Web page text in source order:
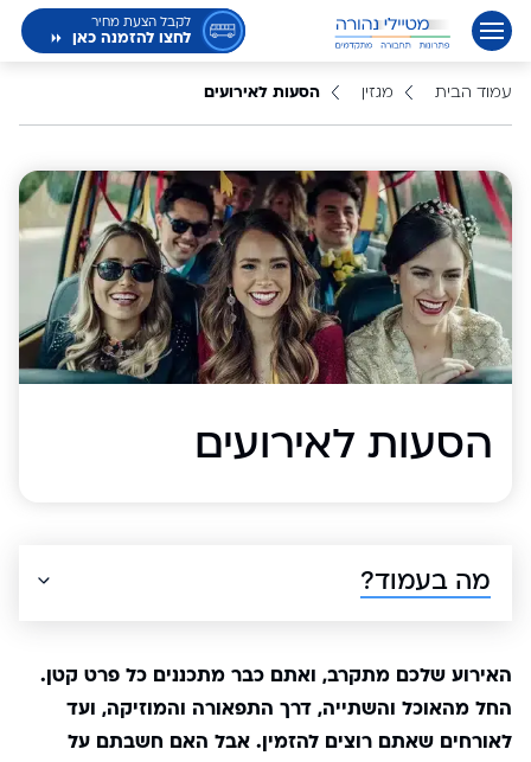
לקבל הצעת מחיר
לחצו להזמנה כאן
עמוד הבית מגזין הסעות לאירועים
הסעות לאירועים
מה בעמוד?
האירוע שלכם מתקרב, ואתם כבר מתכננים כל פרט קטן.
החל מהאוכל והשתייה, דרך התפאורה והמוזיקה, ועד
לאורחים שאתם רוצים להזמין. אבל האם חשבתם על